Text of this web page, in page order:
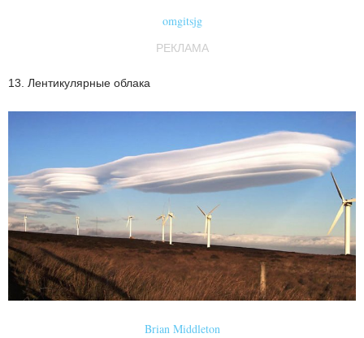
omgitsjg
РЕКЛАМА
13. Лентикулярные облака
Brian Middleton